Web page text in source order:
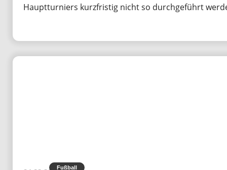
Hauptturniers kurzfristig nicht so durchgeführt
Fußball